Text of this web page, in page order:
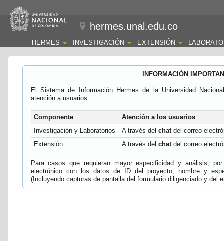
hermes.unal.edu.co
HERMES INVESTIGACIÓN EXTENSIÓN
INFORMACIÓN
El Sistema de Información Hermes de la Universidad
atención a usuarios:
Componente
Atención a los usuarios
Investigación y Laboratorios
A través del chatdel correo
Extensión
A través del chatdel correo
Para casos que requieran mayor especificidad y análisis,
electrónico con los datos de ID del proyecto, nombre y
(Incluyendo capturas de pantalla del formulario diligenciado y del